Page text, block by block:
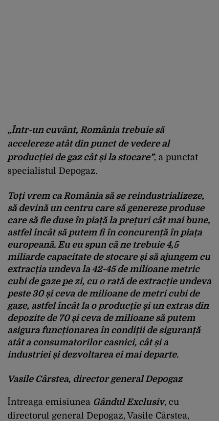
„Într-un cuvânt, România trebuie să
accelereze atât din punct de vedere al
producției de gaz cât și la stocare”, a punctat
specialistul Depogaz.
Toți vrem ca România să se reindustrializeze,
să devină un centru care să genereze produse
care să fie duse în piață la prețuri cât mai bune,
astfel încât să putem fi în concurență în piața
europeană. Eu eu spun că ne trebuie 4,5
miliarde capacitate de stocare și să ajungem cu
extracția undeva la 42-45 de milioane metric
cubi de gaze pe zi, cu o rată de extracție undeva
peste 30 și ceva de milioane de metri cubi de
gaze, astfel încât la o producție și un extras din
depozite de 70 și ceva de milioane să putem
asigura funcționarea în condiții de siguranță
atât a consumatorilor casnici, cât și a
industriei și dezvoltarea ei mai departe.
Vasile Cârstea, director general Depogaz
Întreaga emisiunea Gândul Exclusiv, cu
directorul general Depogaz, Vasile Cârstea,